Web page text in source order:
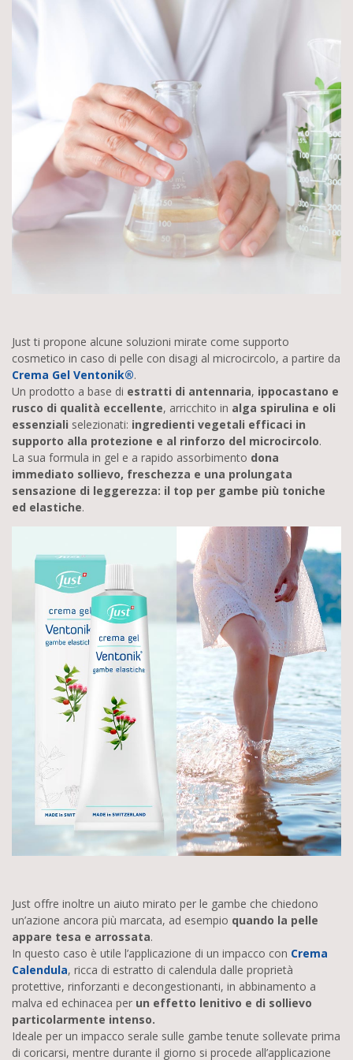
Just ti propone alcune soluzioni mirate come supporto
cosmetico in caso di pelle con disagi al microcircolo, a partire da
Crema Gel Ventonik®.
Un prodotto a base di estratti di antennaria, ippocastano e
rusco di qualità eccellente, arricchito in alga spirulina e oli
essenziali selezionati: ingredienti vegetali efficaci in
supporto alla protezione e al rinforzo del microcircolo.
La sua formula in gel e a rapido assorbimento dona
immediato sollievo, freschezza e una prolungata
sensazione di leggerezza: il top per gambe più toniche
ed elastiche.
Just offre inoltre un aiuto mirato per le gambe che chiedono
un’azione ancora più marcata, ad esempio quando la pelle
appare tesa e arrossata.
In questo caso è utile l’applicazione di un impacco con Crema
Calendula, ricca di estratto di calendula dalle proprietà
protettive, rinforzanti e decongestionanti, in abbinamento a
malva ed echinacea per un effetto lenitivo e di sollievo
particolarmente intenso.
Ideale per un impacco serale sulle gambe tenute sollevate prima
di coricarsi, mentre durante il giorno si procede all’applicazione